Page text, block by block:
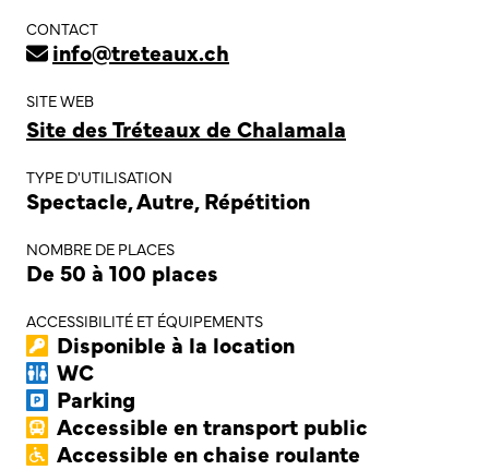
CONTACT
info@treteaux.ch
SITE WEB
Site des Tréteaux de Chalamala
TYPE D'UTILISATION
Spectacle, Autre, Répétition
NOMBRE DE PLACES
De 50 à 100 places
ACCESSIBILITÉ ET ÉQUIPEMENTS
Disponible à la location
WC
Parking
Accessible en transport public
Accessible en chaise roulante